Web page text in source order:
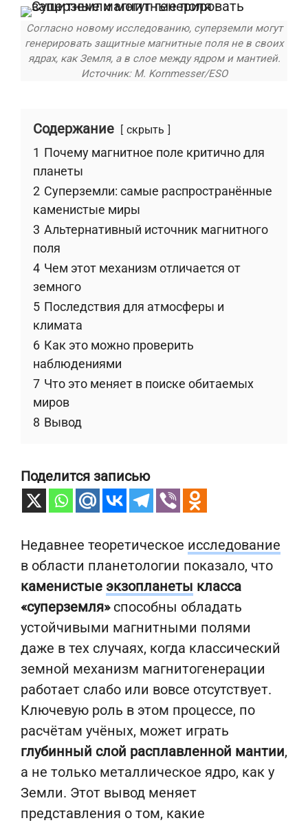
Согласно новому исследованию, суперземли могут
генерировать защитные магнитные поля не в своих
ядрах, как Земля, а в слое между ядром и мантией.
Источник: M. Kornmesser/ESO
Содержание скрыть
1 Почему магнитное поле критично для
планеты
2 Суперземли: самые распространённые
каменистые миры
3 Альтернативный источник магнитного
поля
4 Чем этот механизм отличается от
земного
5 Последствия для атмосферы и
климата
6 Как это можно проверить
наблюдениями
7 Что это меняет в поиске обитаемых
миров
8 Вывод
Поделится записью
Недавнее теоретическое исследование
в области планетологии показало, что
каменистые экзопланеты класса
«суперземля»способны обладать
устойчивыми магнитными полями
даже в тех случаях, когда классический
земной механизм магнитогенерации
работает слабо или вовсе отсутствует.
Ключевую роль в этом процессе, по
расчётам учёных, может играть
глубинный слой расплавленной мантии,
а не только металлическое ядро, как у
Земли. Этот вывод меняет
представления о том, какие